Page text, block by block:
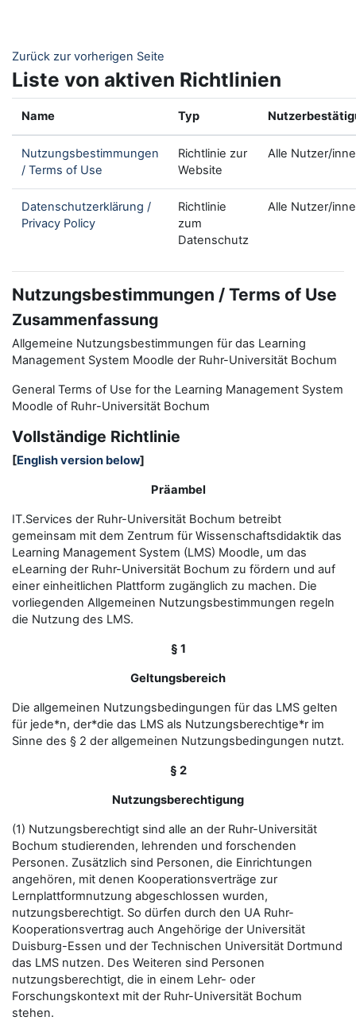
Zurück zur vorherigen Seite
Liste von aktiven Richtlinien
Name Typ
Nutzungsbestimmungen
/ Terms of Use
Richtlinie zur
Website
Alle Nutzer/
Datenschutzerklärung /
Privacy Policy
Richtlinie
zum
Datenschutz
Alle Nutzer/
Nutzungsbestimmungen / Terms of Use
Zusammenfassung
Allgemeine Nutzungsbestimmungen für das Learning
Management System Moodle der Ruhr-Universität Bochum
General Terms of Use for the Learning Management System
Moodle of Ruhr-Universität Bochum
Vollständige Richtlinie
[English version below]
Präambel
IT.Services der Ruhr-Universität Bochum betreibt
gemeinsam mit dem Zentrum für Wissenschaftsdidaktik das
Learning Management System (LMS) Moodle, um das
eLearning der Ruhr-Universität Bochum zu fördern und auf
einer einheitlichen Plattform zugänglich zu machen. Die
vorliegenden Allgemeinen Nutzungsbestimmungen regeln
die Nutzung des LMS.
§ 1
Geltungsbereich
Die allgemeinen Nutzungsbedingungen für das LMS gelten
für jede*n, der*die das LMS als Nutzungsberechtige*r im
Sinne des § 2 der allgemeinen Nutzungsbedingungen nutzt.
§ 2
Nutzungsberechtigung
(1) Nutzungsberechtigt sind alle an der Ruhr-Universität
Bochum studierenden, lehrenden und forschenden
Personen. Zusätzlich sind Personen, die Einrichtungen
angehören, mit denen Kooperationsverträge zur
Lernplattformnutzung abgeschlossen wurden,
nutzungsberechtigt. So dürfen durch den UA Ruhr-
Kooperationsvertrag auch Angehörige der Universität
Duisburg-Essen und der Technischen Universität Dortmund
das LMS nutzen. Des Weiteren sind Personen
nutzungsberechtigt, die in einem Lehr- oder
Forschungskontext mit der Ruhr-Universität Bochum
stehen.